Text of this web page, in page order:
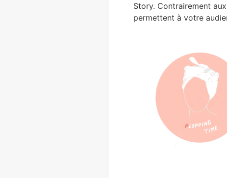
Story. Contrairement
permettent à votre